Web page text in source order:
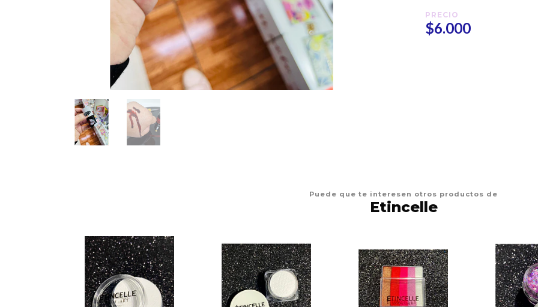
PRECIO
$6.000
Puede que te interesen otros productos de
Etincelle